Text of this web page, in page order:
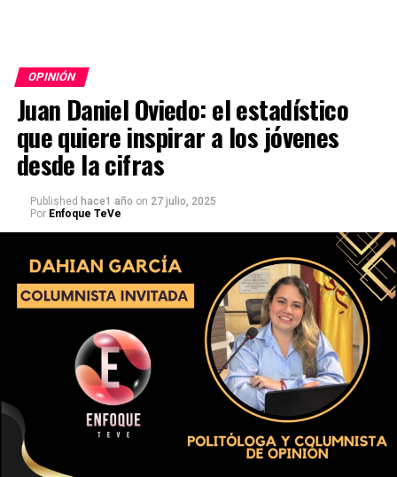
OPINIÓN
Juan Daniel Oviedo: el estadístico
que quiere inspirar a los jóvenes
desde la cifras
Published hace1 año on 27 julio, 2025
Por Enfoque TeVe